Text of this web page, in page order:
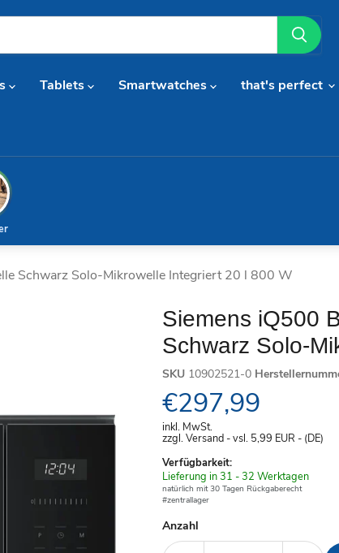
Tablets Smartwatches that's perfect
Schwarz Solo-Mikrowelle Integriert 20 l 800 W
Siemens iQ500
Schwarz Solo-
SKU 10902521-0
Aktueller Preis
€297,99
inkl. MwSt.
zzgl. Versand - vsl. 5,99 EUR - (DE)
Verfügbarkeit:
Verfügbar
-
Lieferung in 31 - 32 Werktagen
natürlich mit 30 Tagen Rückgaberecht
#zentrallager
Anzahl